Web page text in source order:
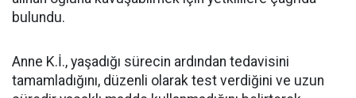
bulundu.
Anne K.İ., yaşadığı sürecin ardından tedavisini
tamamladığını, düzenli olarak test verdiğini ve uzun